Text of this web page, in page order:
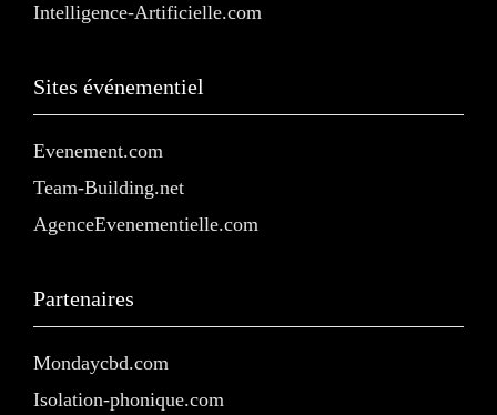
Intelligence-Artificielle.com
Sites événementiel
Evenement.com
Team-Building.net
AgenceEvenementielle.com
Partenaires
Mondaycbd.com
Isolation-phonique.com